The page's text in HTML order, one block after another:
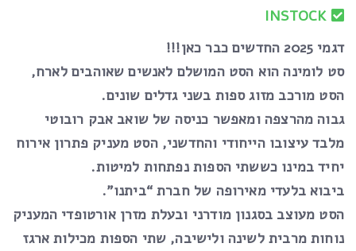
דגמי 2025 החדשים כבר כאן!!!
סט לומינה הוא הסט המושלם לאנשים שאוהבים לארח,
הסט מורכב מזוג ספות בשני גדלים שונים.
גבוה מהרצפה ומאפשר כניסה של שואב אבק רובוטי
מלבד עיצובו הייחודי והחדשני, הסט מעניק פתרון אירוח
יחיד במינו כששתי הספות נפתחות למיטות.
ביבוא בלעדי מאירופה של חברת “ביתנו”.
הסט מעוצב בסגנון מודרני ובעלת מזרן אורטופדי המעניק
נוחות מרבית לשינה ולישיבה, שתי הספות מכילות ארגז